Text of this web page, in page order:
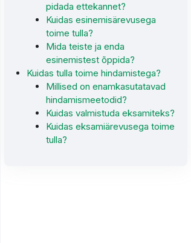
pidada ettekannet?
Kuidas esinemisärevusega
toime tulla?
Mida teiste ja enda
esinemistest õppida?
Kuidas tulla toime hindamistega?
Millised on enamkasutatavad
hindamismeetodid?
Kuidas valmistuda eksamiteks?
Kuidas eksamiärevusega toime
tulla?